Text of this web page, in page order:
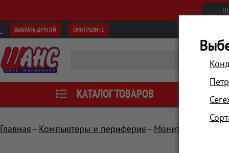
ВЫБРАТЬ ДРУГОЙ СМОТРЕЛИ: 1
КАТАЛОГ ТОВАРОВ АКЦИИ
Главная Компьютеры и периферия Мониторы